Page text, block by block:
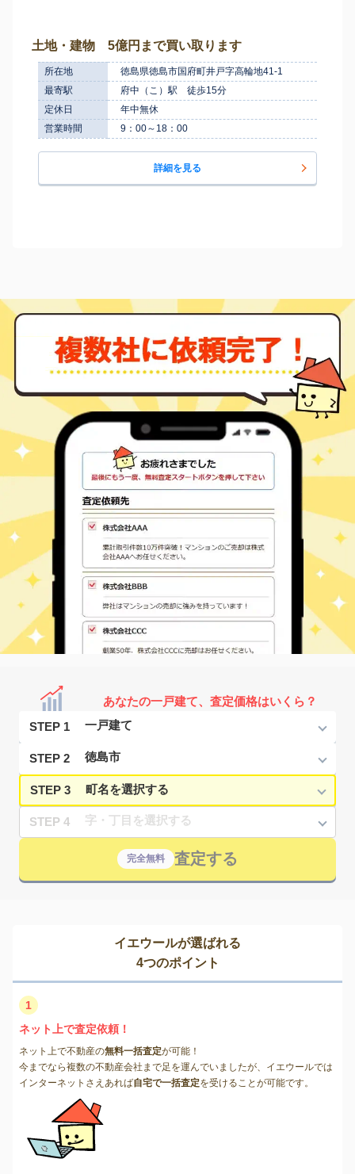
土地・建物 5億円まで買い取ります
所在地
徳島県徳島市国府町井戸字高輪地41-1
最寄駅
府中（こ）駅 徒歩15分
定休日
年中無休
営業時間
9：00～18：00
詳細を見る
あなたの一戸建て、査定価格はいくら？
STEP 1
STEP 2
STEP 3
STEP 4
完全無料 査定する
イエウールが選ばれる
4つのポイント
1
ネット上で査定依頼！
ネット上で不動産の無料一括査定が可能！
今までなら複数の不動産会社まで足を運んでいましたが、イエウールでは
インターネットさえあれば自宅で一括査定を受けることが可能です。